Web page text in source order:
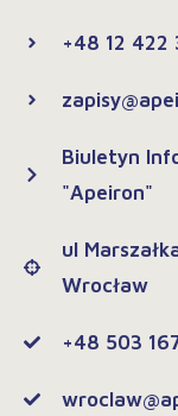
+48 12
Biuletyn
"Apeiron"
ul
Wrocław
+48 503